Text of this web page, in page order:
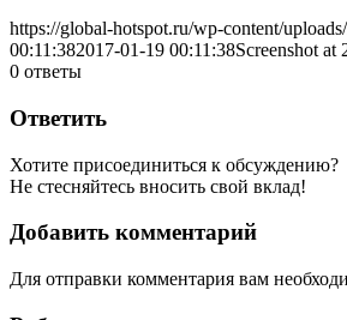
https://global-hotspot.ru/wp-content/
00:11:382017-01-19 00:11:38Screenshot at
0 ответы
Ответить
Хотите присоединиться к обсуждению?
Не стесняйтесь вносить свой вклад!
Добавить комментарий
Для отправки комментария вам